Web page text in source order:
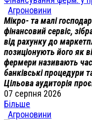
Агроновини
Мікро- та малі
фінансовий сервіс,
від рахунку до
позиціонують його як
фермери називають
банківські процедури
Цільова аудиторія
07 серпня 2026
Більше
Агроновини